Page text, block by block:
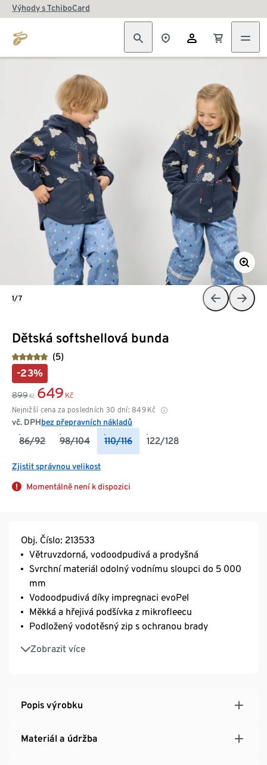
Výhody s TchiboCard
Dětská softshellová bunda
(5)
-23%
899 Kč 649 Kč
Nejnižší cena za posledních 30 dní: 849 Kč
vč. DPHbez přepravních nákladů
86/92 98/104 110/116 122/128
Zjistit správnou velikost
Momentálně není k dispozici
1/7
Obj. Číslo: 213533
Větruvzdorná, vodoodpudivá a prodyšná
Svrchní materiál odolný vodnímu sloupci do 5 000
mm
Vodoodpudivá díky impregnaci evoPel
Měkká a hřejivá podšívka z mikrofleecu
Podložený vodotěsný zip s ochranou brady
Zobrazit více
Se 2 kapsami na zip na přední straně
Odepínací kapuce
Popisovací jmenovka
Popis výrobku
Materiál a údržba